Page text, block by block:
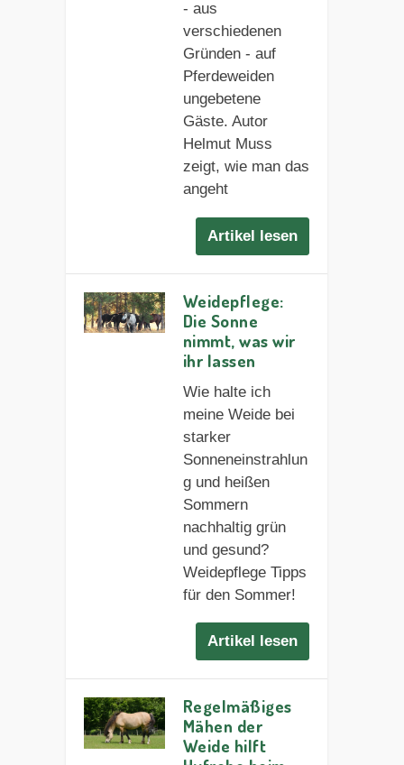
- aus
verschiedenen
Gründen - auf
Pferdeweiden
ungebetene
Gäste. Autor
Helmut Muss
zeigt, wie man das
angeht
Artikel lesen
Weidepflege:
Die Sonne
nimmt, was wir
ihr lassen
Wie halte ich
meine Weide bei
starker
Sonneneinstrahlun
g und heißen
Sommern
nachhaltig grün
und gesund?
Weidepflege Tipps
für den Sommer!
Artikel lesen
Regelmäßiges
Mähen der
Weide hilft